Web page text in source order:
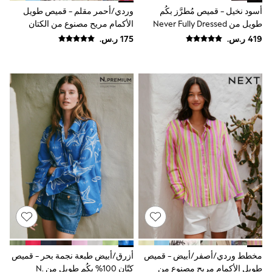
Nike
Shop All
Shoes
Shirts
Polo Shirts
Shop all
Shoes
Coats & Jackets
Bags
Polo Shirts
Blue
Black
White
Grey
Green
Red
All Branded Schoolwear
adidas
Nike
Clarks
أسود نخيل - قميص مُطرَّز بكُم
طويل من Never Fully Dressed
وردي/أحمر مقلم - قميص طويل
الأكمام مريح مصنوع من الكتان
مخطط وردي/أصفر/أبيض - قميص
طويل الأكمام مريح مصنوع من
أزرق/أبيض طبعة نجمة بحر - قميص
كتّان 100% بكُم طويل من N.